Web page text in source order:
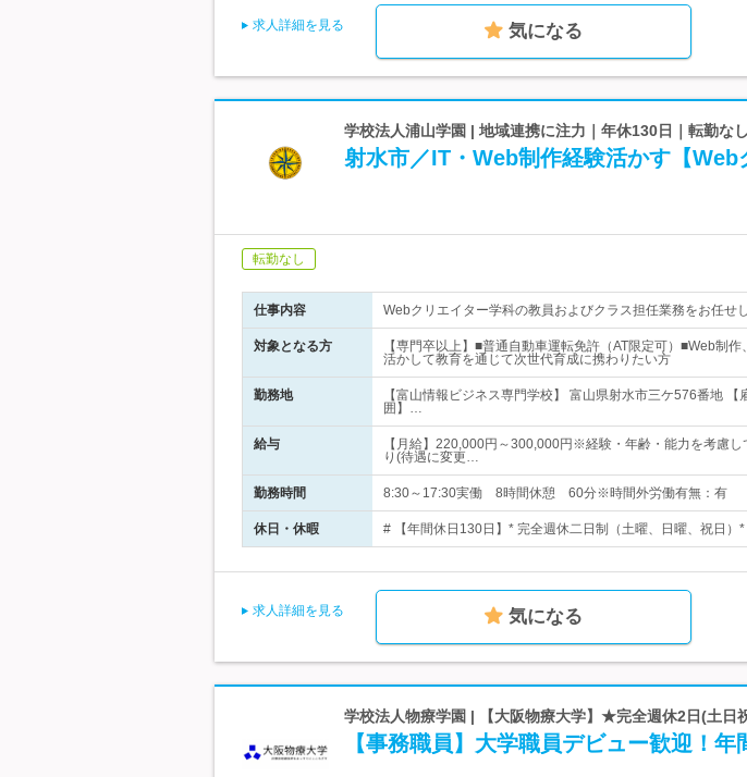
求人詳細を見る 気になる
学校法人浦山学園 | 地域連携に注力｜年休130日｜転勤な
射水市／IT・Web制作経験活かす【Web
転勤なし
仕事内容 Webクリエイター学科の教員およびクラス担任業務をお任せし
対象となる方
【専門卒以上】■普通自動車運転免許（AT限定可）■Web制
活かして教育を通じて次世代育成に携わりたい方
勤務地
【富山情報ビジネス専門学校】 富山県射水市三ケ576番地
囲】…
給与
【月給】220,000円～300,000円※経験・年齢・能力を考慮
り(待遇に変更…
勤務時間 8:30～17:30実働 8時間休憩 60分※時間外労働有無：有
休日・休暇 # 【年間休日130日】* 完全週休二日制（土曜、日曜、祝日
求人詳細を見る 気になる
学校法人物療学園 | 【大阪物療大学】★完全週休2日(土日
【事務職員】大学職員デビュー歓迎！年